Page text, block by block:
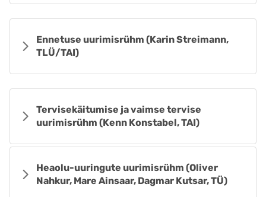
Ennetuse uurimisrühm (Karin Streimann,
TLÜ/TAI)
Tervisekäitumise ja vaimse tervise
uurimisrühm (Kenn Konstabel, TAI)
Heaolu-uuringute uurimisrühm (Oliver
Nahkur, Mare Ainsaar, Dagmar Kutsar, TÜ)